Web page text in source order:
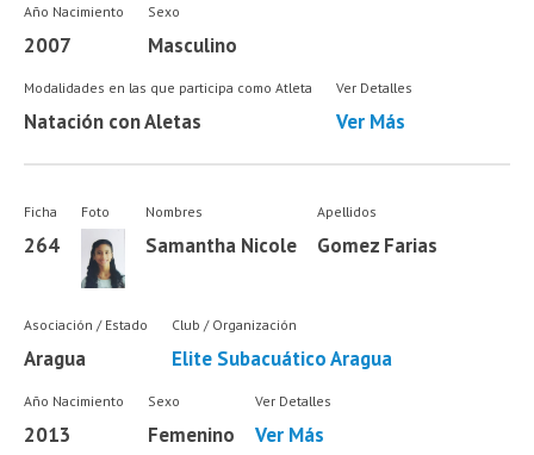
Año Nacimiento
2007
Sexo
Masculino
Modalidades en las que participa como Atleta
Natación con Aletas
Ver Detalles
Ver Más
Ficha
264
Foto Nombres
Samantha Nicole
Apellidos
Gomez Farias
Asociación / Estado
Aragua
Club / Organización
Elite Subacuático Aragua
Año Nacimiento
2013
Sexo
Femenino
Ver Detalles
Ver Más